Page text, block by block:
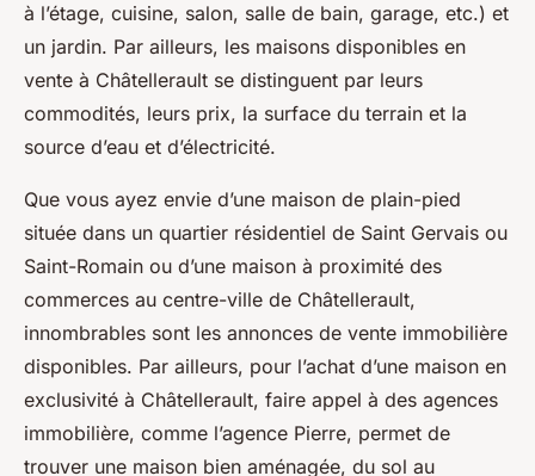
à l’étage, cuisine, salon, salle de bain, garage, etc.) et
un jardin. Par ailleurs, les maisons disponibles en
vente à Châtellerault se distinguent par leurs
commodités, leurs prix, la surface du terrain et la
source d’eau et d’électricité.
Que vous ayez envie d’une maison de plain-pied
située dans un quartier résidentiel de Saint Gervais ou
Saint-Romain ou d’une maison à proximité des
commerces au centre-ville de Châtellerault,
innombrables sont les annonces de vente immobilière
disponibles. Par ailleurs, pour l’achat d’une maison en
exclusivité à Châtellerault, faire appel à des agences
immobilière, comme l’agence Pierre, permet de
trouver une maison bien aménagée, du sol au